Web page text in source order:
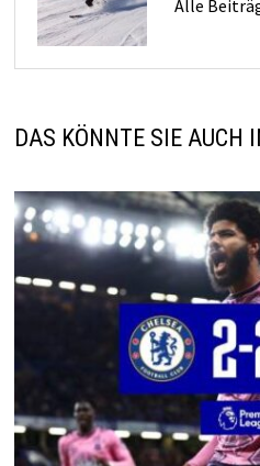
Alle
DAS KÖNNTE SIE AUCH